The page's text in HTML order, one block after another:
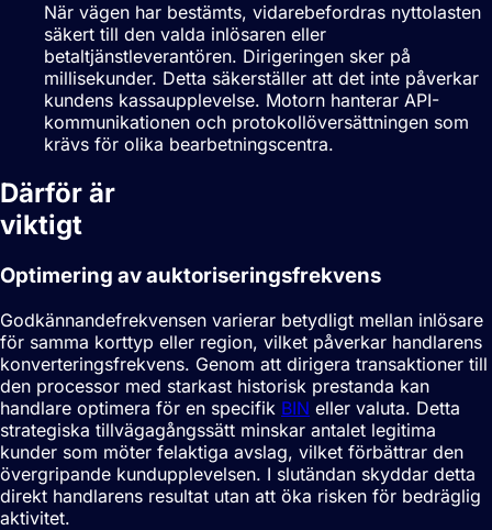
När vägen har bestämts, vidarebefordras nyttolasten
säkert till den valda inlösaren eller
betaltjänstleverantören. Dirigeringen sker på
millisekunder. Detta säkerställer att det inte påverkar
kundens kassaupplevelse. Motorn hanterar API-
kommunikationen och protokollöversättningen som
krävs för olika bearbetningscentra.
Därför är
viktigt
Optimering av auktoriseringsfrekvens
Godkännandefrekvensen varierar betydligt mellan inlösare
för samma korttyp eller region, vilket påverkar handlarens
konverteringsfrekvens. Genom att dirigera transaktioner till
den processor med starkast historisk prestanda kan
handlare optimera för en specifik BIN eller valuta. Detta
strategiska tillvägagångssätt minskar antalet legitima
kunder som möter felaktiga avslag, vilket förbättrar den
övergripande kundupplevelsen. I slutändan skyddar detta
direkt handlarens resultat utan att öka risken för bedräglig
aktivitet.